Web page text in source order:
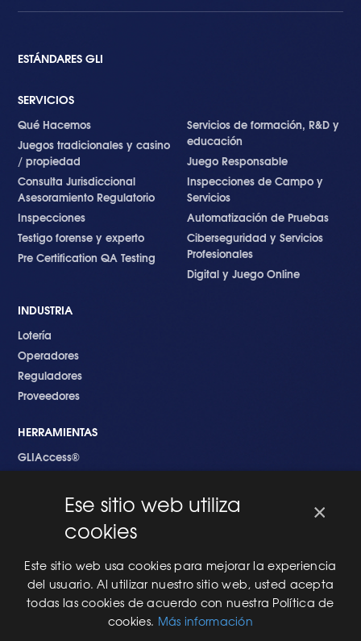
ESTÁNDARES GLI
SERVICIOS
Qué Hacemos
Juegos tradicionales y casino
/ propiedad
Consulta Jurisdiccional
Asesoramiento Regulatorio
Inspecciones
Testigo forense y experto
Pre Certification QA Testing
Servicios de formación, R&D y
educación
Juego Responsable
Inspecciones de Campo y
Servicios
Automatización de Pruebas
Ciberseguridad y Servicios
Profesionales
Digital y Juego Online
INDUSTRIA
Lotería
Operadores
Reguladores
Proveedores
HERRAMIENTAS
GLIAccess®
EMPEZANDO
Nuevo en GLI
Nuevo Software
Una Nueva Máquina
Modificaciones al Software
Modificaciones al Hardware
×
Ese sitio web utiliza
cookies
Este sitio web usa cookies para mejorar la experiencia
del usuario. Al utilizar nuestro sitio web, usted acepta
todas las cookies de acuerdo con nuestra Política de
cookies. Más información